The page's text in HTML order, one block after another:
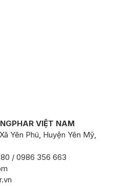
VIỆT NAM
Yên Phú, Huyện Yên Mỹ,
/ 0986 356 663